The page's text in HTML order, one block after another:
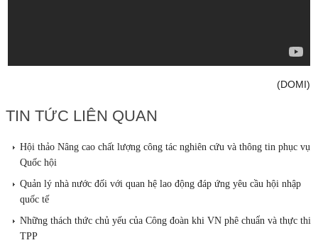
(DOMI)
TIN TỨC LIÊN QUAN
Hội thảo Nâng cao chất lượng công tác nghiên cứu và thông tin phục vụ
Quốc hội
Quản lý nhà nước đối với quan hệ lao động đáp ứng yêu cầu hội nhập
quốc tế
Những thách thức chủ yếu của Công đoàn khi VN phê chuẩn và thực thi
TPP